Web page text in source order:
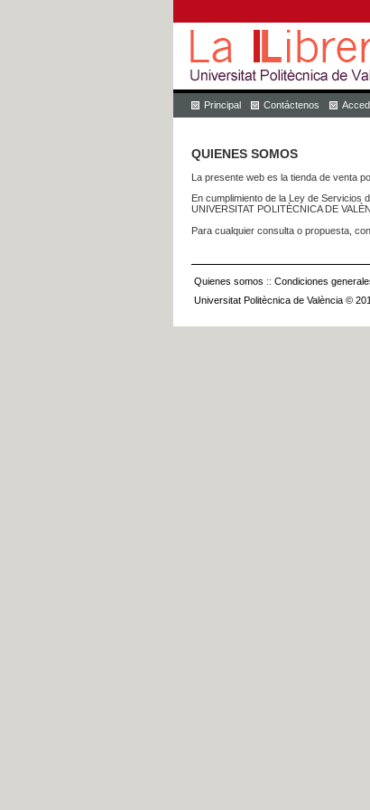
Principal Contáctenos
QUIENES SOMOS
La presente web es la tienda de venta
En cumplimiento de la Ley de Servicios
UNIVERSITAT POLITÈCNICA DE
Para cualquier consulta o propuesta,
Quienes somos :: Condiciones
Universitat Politècnica de València ©